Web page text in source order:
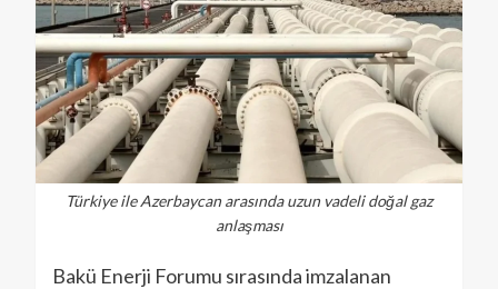
Türkiye ile Azerbaycan arasında uzun vadeli doğal gaz
anlaşması
Bakü Enerji Forumu sırasında imzalanan